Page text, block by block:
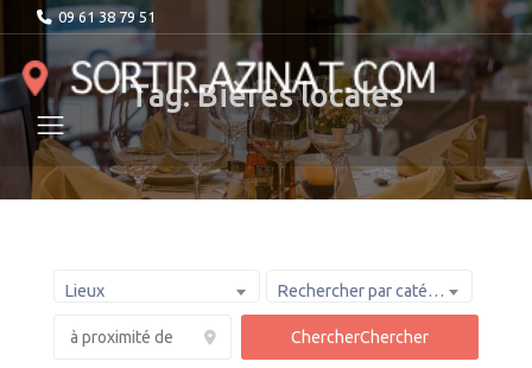
09 61 38 79 51
Tag: Bières locales
Lieux Rechercher par catégorie :
ChercherChercher